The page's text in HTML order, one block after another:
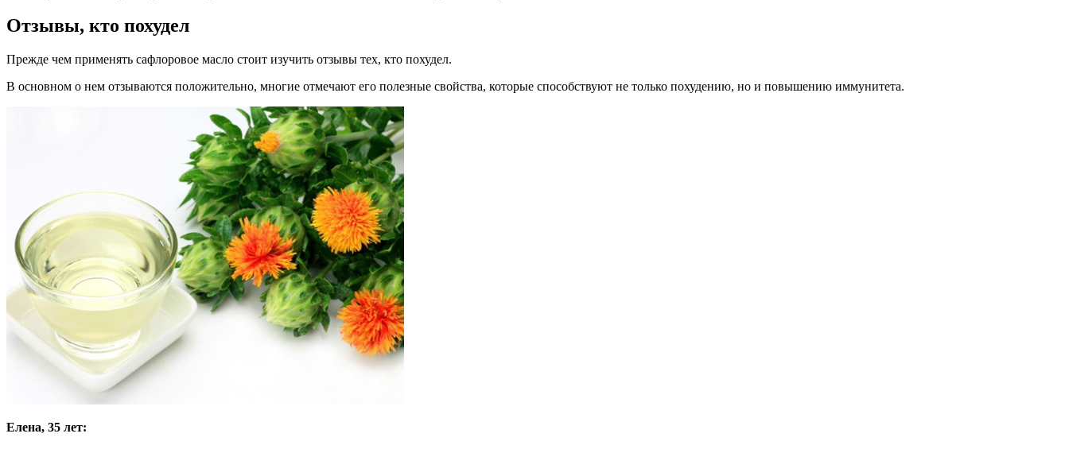
Отзывы, кто похудел
Прежде чем применять сафлоровое масло стоит изучить отзывы тех, кто похудел.
В основном о нем отзываются положительно, многие отмечают его полезные свойства, которые способствуют не только похудению, но и повышению иммунитета.
Елена, 35 лет: